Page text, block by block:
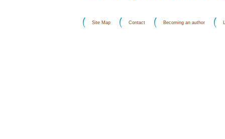
Site Map Contact Becoming an author